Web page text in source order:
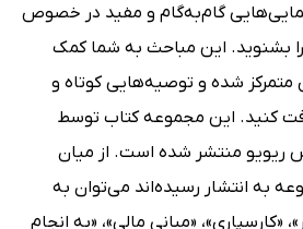
گام‌به‌گام و مفید در خصوص
بشنوید. این مباحث به شما کمک
شده و توصیه‌هایی کوتاه و
کنید. این مجموعه کتاب توسط
ریویو منتشر شده است. از میان
به انتشار رسیده‌اند می‌توان به
«مبانی مالی»، «به انجام